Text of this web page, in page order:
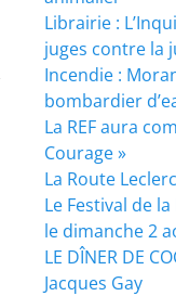
Librairie :
juges contre la
Incendie :
bombardier
La REF aura
Courage »
La Route
Le Festival de
le dimanche 2
LE DÎNER DE
Jacques Gay